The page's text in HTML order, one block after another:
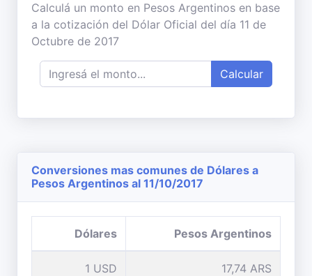
Calculá un monto en Pesos Argentinos en base
a la cotización del Dólar Oficial del día 11 de
Octubre de 2017
Calcular
Conversiones mas comunes de Dólares a
Pesos Argentinos al 11/10/2017
Dólares Pesos Argentinos
1 USD 17,74 ARS